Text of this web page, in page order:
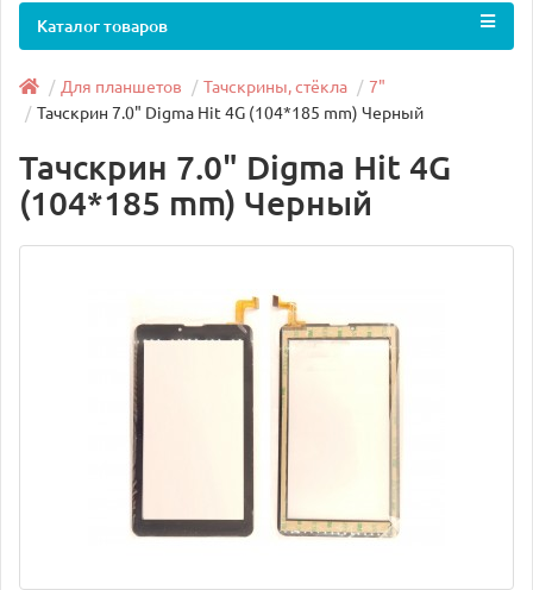
Каталог товаров
Для планшетов Тачскрины, стёкла
7"
Тачскрин 7.0" Digma Hit 4G (104*185 mm) Черный
Тачскрин 7.0" Digma Hit 4G
(104*185 mm) Черный